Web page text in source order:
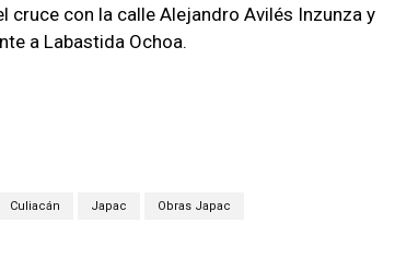
cruce con la calle Alejandro Avilés Inzunza y
a Labastida Ochoa.
Culiacán Japac Obras Japac